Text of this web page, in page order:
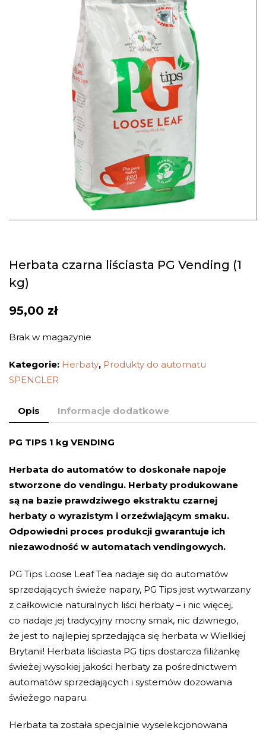
Herbata czarna liściasta PG Vending (1
kg)
95,00 zł
Brak w magazynie
Kategorie: Herbaty, Produkty do automatu
SPENGLER
Opis Informacje dodatkowe
PG TIPS 1 kg VENDING
Herbata do automatów to doskonałe napoje
stworzone do vendingu. Herbaty produkowane
są na bazie prawdziwego ekstraktu czarnej
herbaty o wyrazistym i orzeźwiającym smaku.
Odpowiedni proces produkcji gwarantuje ich
niezawodność w automatach vendingowych.
PG Tips Loose Leaf Tea nadaje się do automatów
sprzedających świeże napary, PG Tips jest wytwarzany
z całkowicie naturalnych liści herbaty – i nic więcej,
co nadaje jej tradycyjny mocny smak, nic dziwnego,
że jest to najlepiej sprzedająca się herbata w Wielkiej
Brytanii! Herbata liściasta PG tips dostarcza filiżankę
świeżej wysokiej jakości herbaty za pośrednictwem
automatów sprzedających i systemów dozowania
świeżego naparu.
Herbata ta została specjalnie wyselekcjonowana